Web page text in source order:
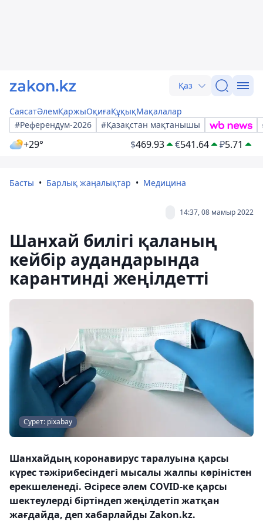
Қаз
СаясатӘлемҚаржыОқиғаҚұқықМақалалар
#Референдум-2026
#Қазақстан мақтанышы
+29° $469.93 €541.64 ₽5.71
Басты Барлық жаңалықтар Медицина
14:37, 08 мамыр 2022
Шанхай билігі қаланың
кейбір аудандарында
карантинді жеңілдетті
Сурет: pixabay
Шанхайдың коронавирус таралуына қарсы
күрес тәжірибесіндегі мысалы жалпы көріністен
ерекшеленеді. Әсіресе әлем COVID-ке қарсы
шектеулерді біртіндеп жеңілдетіп жатқан
жағдайда, деп хабарлайды Zakon.kz.